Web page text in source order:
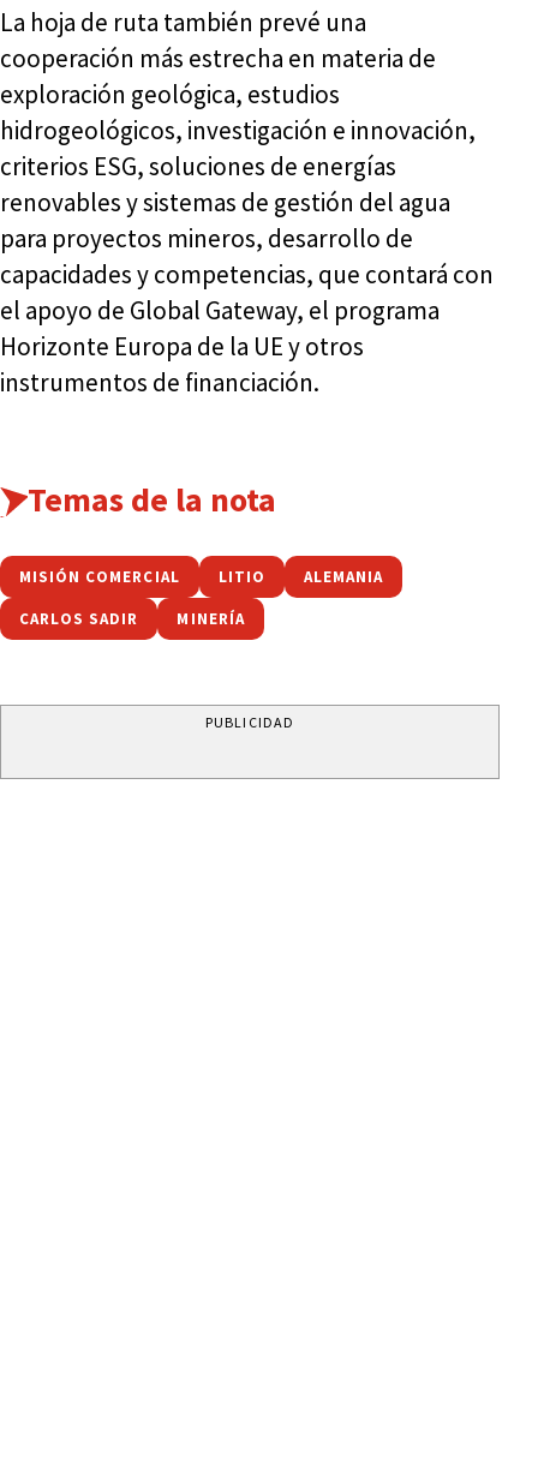
La hoja de ruta también prevé una
cooperación más estrecha en materia de
exploración geológica, estudios
hidrogeológicos, investigación e innovación,
criterios ESG, soluciones de energías
renovables y sistemas de gestión del agua
para proyectos mineros, desarrollo de
capacidades y competencias, que contará con
el apoyo de Global Gateway, el programa
Horizonte Europa de la UE y otros
instrumentos de financiación.
Temas de la nota
MISIÓN COMERCIAL LITIO ALEMANIA
CARLOS SADIR MINERÍA
PUBLICIDAD